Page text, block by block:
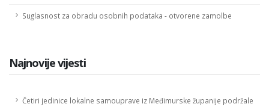
Suglasnost za obradu osobnih podataka - otvorene zamolbe
Najnovije vijesti
Četiri jedinice lokalne samouprave iz Međimurske županije podržale